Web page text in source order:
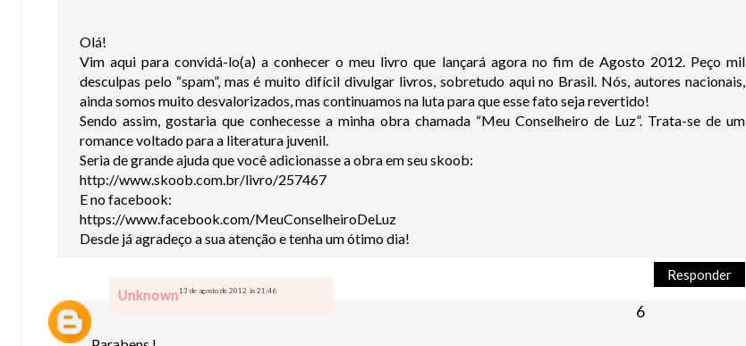
Olá!
Vim aqui para convidá-lo(a) a conhecer o meu livro que lançará agora no fim de Agosto 2012. Peço mil
desculpas pelo “spam”, mas é muito difícil divulgar livros, sobretudo aqui no Brasil. Nós, autores nacionais,
ainda somos muito desvalorizados, mas continuamos na luta para que esse fato seja revertido!
Sendo assim, gostaria que conhecesse a minha obra chamada “Meu Conselheiro de Luz”. Trata-se de um
romance voltado para a literatura juvenil.
Seria de grande ajuda que você adicionasse a obra em seu skoob:
http://www.skoob.com.br/livro/257467
E no facebook:
https://www.facebook.com/MeuConselheiroDeLuz
Desde já agradeço a sua atenção e tenha um ótimo dia!
Responder
Unknown13 de agosto de 2012 às 21:46